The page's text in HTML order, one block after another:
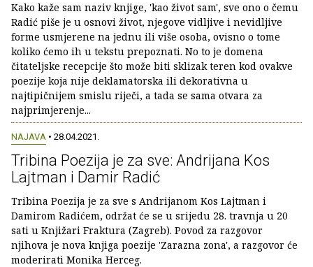
Kako kaže sam naziv knjige, 'kao život sam', sve ono o čemu
Radić piše je u osnovi život, njegove vidljive i nevidljive
forme usmjerene na jednu ili više osoba, ovisno o tome
koliko ćemo ih u tekstu prepoznati. No to je domena
čitateljske recepcije što može biti sklizak teren kod ovakve
poezije koja nije deklamatorska ili dekorativna u
najtipičnijem smislu riječi, a tada se sama otvara za
najprimjerenje...
NAJAVA • 28.04.2021.
Tribina Poezija je za sve: Andrijana Kos
Lajtman i Damir Radić
Tribina Poezija je za sve s Andrijanom Kos Lajtman i
Damirom Radićem, održat će se u srijedu 28. travnja u 20
sati u Knjižari Fraktura (Zagreb). Povod za razgovor
njihova je nova knjiga poezije 'Zarazna zona', a razgovor će
moderirati Monika Herceg.